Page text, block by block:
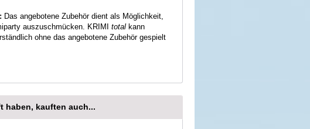
Das angebotene Zubehör dient als Möglichkeit,
auszuschmücken. KRIMI total kann
ohne das angebotene Zubehör gespielt
haben, kauften auch...